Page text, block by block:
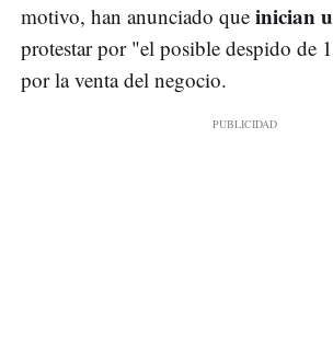
motivo, han anunciado que inician
protestar por "el posible despido de
por la venta del negocio.